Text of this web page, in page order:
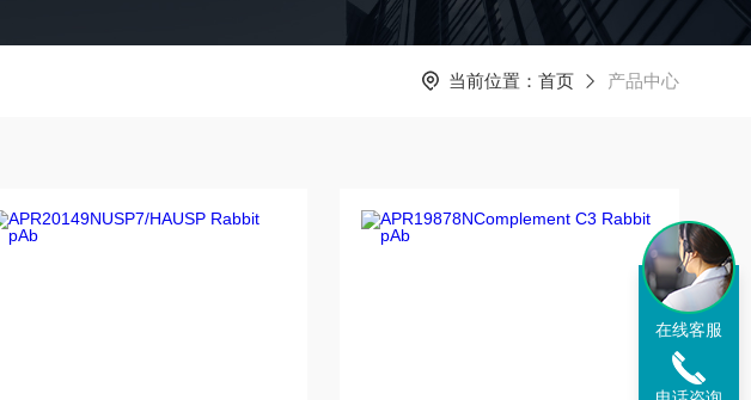
当前位置： 首页 产品中心
在线客服